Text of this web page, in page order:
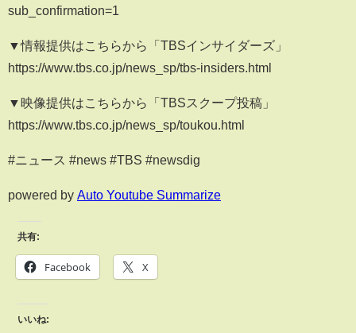
sub_confirmation=1
▼情報提供はこちらから「TBSインサイダーズ」
https://www.tbs.co.jp/news_sp/tbs-insiders.html
▼映像提供はこちらから「TBSスクープ投稿」
https://www.tbs.co.jp/news_sp/toukou.html
#ニュース #news #TBS #newsdig
powered by Auto Youtube Summarize
共有:
Facebook X
いいね: